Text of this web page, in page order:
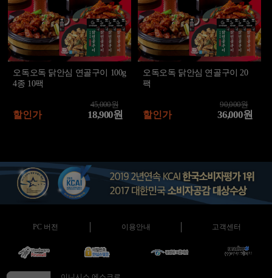
오독오독 닭안심 연골구이 100g
4종 10팩
할인가
45,000원
18,900원
오독오독 닭안심 연골구이 20
팩
할인가
90,000원
36,000원
PC 버전 이용안내 고객센터